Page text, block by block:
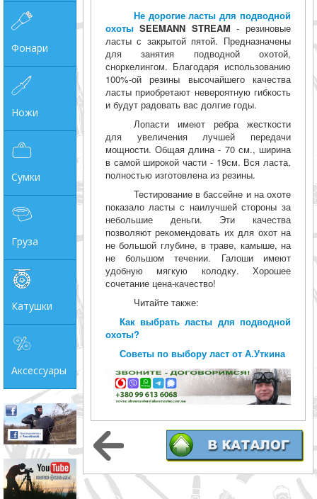
Фонари
Ножи
Сумки
Груза
Катушки
Аксессуары
Не дорогие ласты для подводной
охотыSEEMANN STREAM - резиновые
ласты с закрытой пятой. Предназначены
для занятия подводной охотой,
сноркелингом. Благодаря использованию
100%-ой резины высочайшего качества
ласты приобретают невероятную гибкость
и будут радовать вас долгие годы.
Лопасти имеют ребра жесткости
для увеличения лучшей передачи
мощности. Общая длина - 70 см., ширина
в самой широкой части - 19см. Вся ласта,
полностью изготовлена из резины.
Тестирование в бассейне и на охоте
показало ласты с наилучшей стороны за
небольшие деньги. Эти качества
позволяют рекомендовать их для охот на
не большой глубине, в траве, камыше, на
не большом течении. Галоши имеют
удобную мягкую колодку. Хорошее
сочетание цена-качество!
Читайте также:
Как выбрать ласты для подводной
охоты?
Советы по выбору ласт от А.Уткина